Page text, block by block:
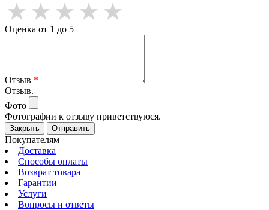
Оценка от 1 до 5
Отзыв *
Отзыв.
Фото
Фотографии к отзыву приветствуюся.
Закрыть Отправить
Покупателям
Доставка
Способы оплаты
Возврат товара
Гарантии
Услуги
Вопросы и ответы